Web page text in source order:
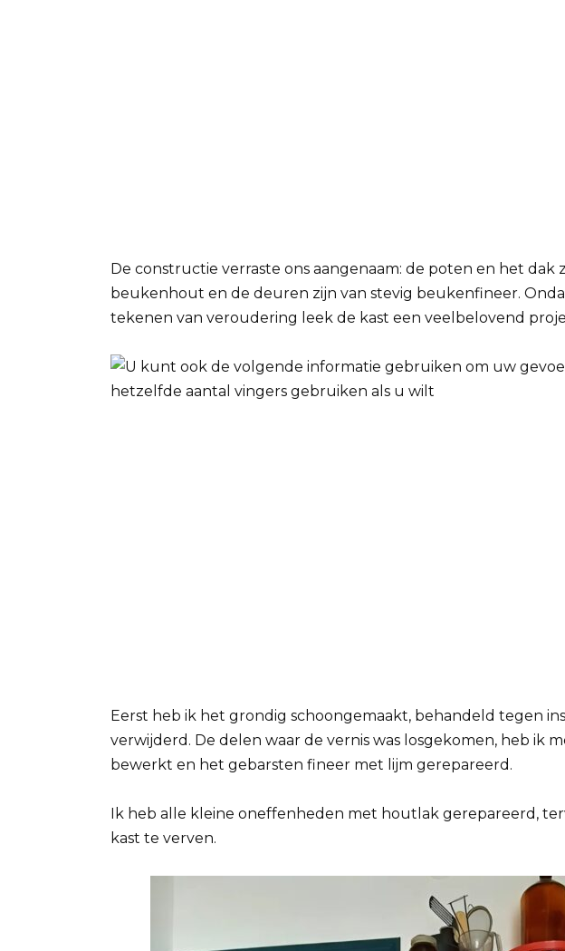
De constructie verraste ons aangenaam: de poten en het dak
beukenhout en de deuren zijn van stevig beukenfineer.
tekenen van veroudering leek de kast een veelbelovend
Eerst heb ik het grondig schoongemaakt, behandeld tegen
verwijderd. De delen waar de vernis was losgekomen, heb ik
bewerkt en het gebarsten fineer met lijm gerepareerd.
Ik heb alle kleine oneffenheden met houtlak gerepareerd,
kast te verven.